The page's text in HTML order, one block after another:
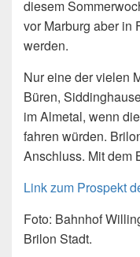
diesem
vor Marburg aber in
werden.
Nur eine der vielen
Büren,
im Almetal, wenn
fahren würden.
Anschluss. Mit dem
Link zum Prospekt
Foto: Bahnhof
Brilon Stadt.